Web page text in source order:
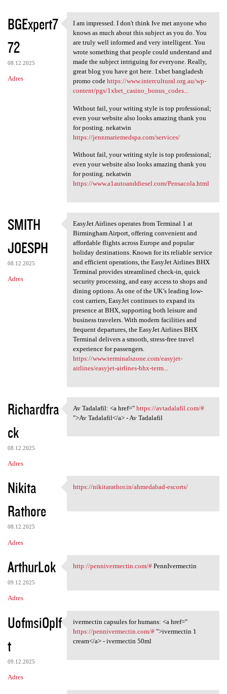
K
o
m
e
n
BGExpert7
72
08.12.2025
Adres
I am impressed. I don't think
I am impressed. I don't think Ive met anyone who
knows as much about this subject as you do. You
are truly well informed and very intelligent. You
wrote something that people could understand and
made the subject intriguing for everyone. Really,
great blog you have got here. 1xbet bangladesh
promo code https://www.intercultural.org.au/wp-
content/pgs/1xbet_casino_bonus_codes...
Without fail, your writing style is top professional;
even your website also looks amazing thank you
for posting. nekatwin
https://jennmariemedspa.com/services/
Without fail, your writing style is top professional;
even your website also looks amazing thank you
for posting. nekatwin
https://www.a1autoanddiesel.com/Pensacola.html
SMITH
JOESPH
08.12.2025
Adres
EasyJet Airlines operates
EasyJet Airlines operates from Terminal 1 at
Birmingham Airport, offering convenient and
affordable flights across Europe and popular
holiday destinations. Known for its reliable service
and efficient operations, the EasyJet Airlines BHX
Terminal provides streamlined check-in, quick
security processing, and easy access to shops and
dining options. As one of the UK’s leading low-
cost carriers, EasyJet continues to expand its
presence at BHX, supporting both leisure and
business travelers. With modern facilities and
frequent departures, the EasyJet Airlines BHX
Terminal delivers a smooth, stress-free travel
experience for passengers.
https://www.terminalszone.com/easyjet-
airlines/easyjet-airlines-bhx-term...
Richardfra
ck
08.12.2025
Adres
Av Tadalafil: <a href=" https
Av Tadalafil: <a href=" https://avtadalafil.com/#
">Av Tadalafil</a> - Av Tadalafil
Nikita
Rathore
08.12.2025
Adres
https://nikitarathor.in
https://nikitarathor.in/ahmedabad-escorts/
ArthurLok
09.12.2025
Adres
http://pennivermectin.com/#
http://pennivermectin.com/#PennIvermectin
UofmsiOpIf
t
09.12.2025
Adres
ivermectin capsules for
ivermectin capsules for humans: <a href="
https://pennivermectin.com/#">ivermectin 1
cream</a> - ivermectin 50ml